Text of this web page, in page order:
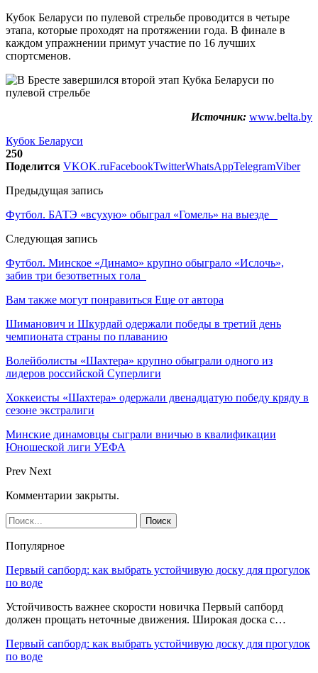
Кубок Беларуси по пулевой стрельбе проводится в четыре
этапа, которые проходят на протяжении года. В финале в
каждом упражнении примут участие по 16 лучших
спортсменов.
Источник: www.belta.by
Кубок Беларуси
250
Поделится VKOK.ruFacebookTwitterWhatsAppTelegramViber
Предыдущая запись
Футбол. БАТЭ «всухую» обыграл «Гомель» на выезде
Следующая запись
Футбол. Минское «Динамо» крупно обыграло «Ислочь»,
забив три безответных гола
Вам также могут понравиться Еще от автора
Шиманович и Шкурдай одержали победы в третий день
чемпионата страны по плаванию
Волейболисты «Шахтера» крупно обыграли одного из
лидеров российской Суперлиги
Хоккеисты «Шахтера» одержали двенадцатую победу кряду в
сезоне экстралиги
Минские динамовцы сыграли вничью в квалификации
Юношеской лиги УЕФА
Prev Next
Комментарии закрыты.
Популярное
Первый сапборд: как выбрать устойчивую доску для прогулок
по воде
Устойчивость важнее скорости новичка Первый сапборд
должен прощать неточные движения. Широкая доска с…
Первый сапборд: как выбрать устойчивую доску для прогулок
по воде